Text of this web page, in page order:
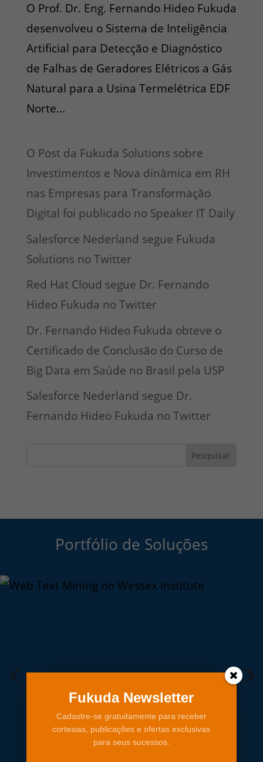
O Prof. Dr. Eng. Fernando Hideo Fukuda
desenvolveu o Sistema de Inteligência
Artificial para Detecção e Diagnóstico
de Falhas de Geradores Elétricos a Gás
Natural para a Usina Termelétrica EDF
Norte...
O Post da Fukuda Solutions sobre
Investimentos e Nova dinâmica em RH
nas Empresas para Transformação
Digital foi publicado no Speaker IT Daily
Salesforce Nederland segue Fukuda
Solutions no Twitter
Red Hat Cloud segue Dr. Fernando
Hideo Fukuda no Twitter
Dr. Fernando Hideo Fukuda obteve o
Certificado de Conclusão do Curso de
Big Data em Saúde no Brasil pela USP
Salesforce Nederland segue Dr.
Fernando Hideo Fukuda no Twitter
Pesquisar
Portfólio de Soluções
Fukuda Newsletter
Cadastre-se gratuitamente para receber
cortesias, publicações e ofertas exclusivas
para seus sucessos.